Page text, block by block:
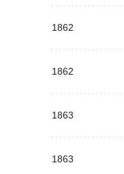
1862
1862
1863
1863